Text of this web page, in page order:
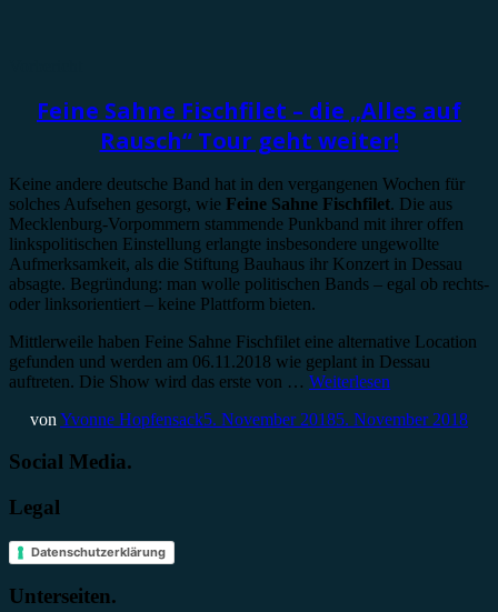
Feine Sahne Fischfilet – die „Alles auf
Rausch“ Tour geht weiter!
Keine andere deutsche Band hat in den vergangenen Wochen für
solches Aufsehen gesorgt, wie Feine Sahne Fischfilet. Die aus
Mecklenburg-Vorpommern stammende Punkband mit ihrer offen
linkspolitischen Einstellung erlangte insbesondere ungewollte
Aufmerksamkeit, als die Stiftung Bauhaus ihr Konzert in Dessau
absagte. Begründung: man wolle politischen Bands – egal ob rechts-
oder linksorientiert – keine Plattform bieten.
Mittlerweile haben Feine Sahne Fischfilet eine alternative Location
gefunden und werden am 06.11.2018 wie geplant in Dessau
auftreten. Die Show wird das erste von … Weiterlesen
von Yvonne Hopfensack5. November 20185. November 2018
Social Media.
Legal
Datenschutzerklärung
Unterseiten.